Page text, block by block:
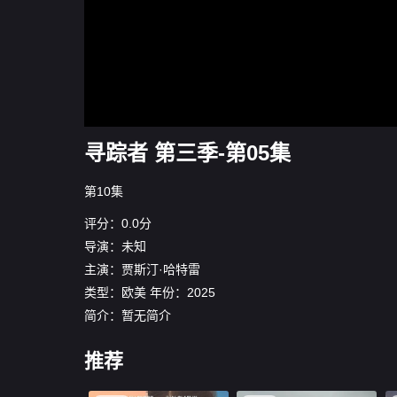
寻踪者 第三季-第05集
第10集
评分：0.0分
导演：未知
主演： 贾斯汀·哈特雷
类型：
欧美 年份： 2025
简介：暂无简介
推荐